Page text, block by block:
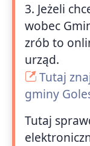
3. Jeżeli
wobec
zrób to
urząd.
Tutaj
gminy
Tutaj